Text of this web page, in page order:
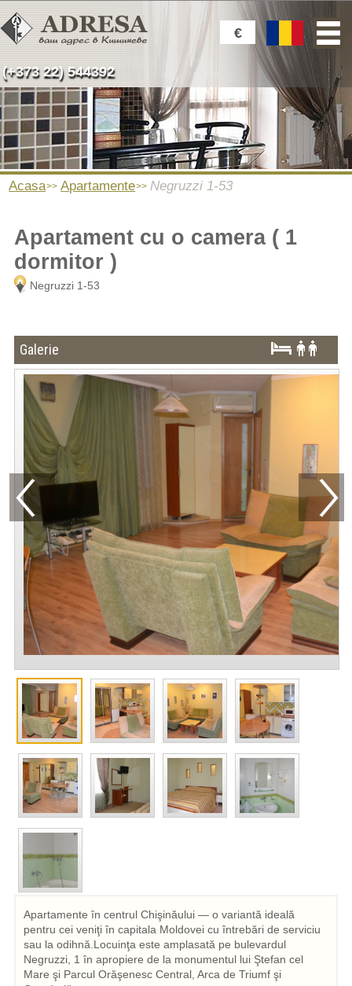
€
(+373 22) 544392
Acasa Apartamente Negruzzi 1-53
Apartament cu o camera ( 1
dormitor )
Negruzzi 1-53
Galerie
Apartamente în centrul Chişinăului — o variantă ideală
pentru cei veniţi în capitala Moldovei cu întrebări de serviciu
sau la odihnă.Locuinţa este amplasată pe bulevardul
Negruzzi, 1 în apropiere de la monumentul lui Ştefan cel
Mare şi Parcul Orăşenesc Central, Arca de Triumf şi